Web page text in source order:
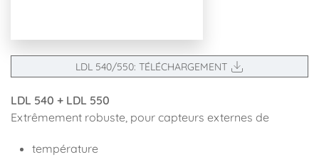
LDL 540/550: TÉLÉCHARGEMENT
LDL 540 + LDL 550
Extrêmement robuste, pour capteurs externes de
température